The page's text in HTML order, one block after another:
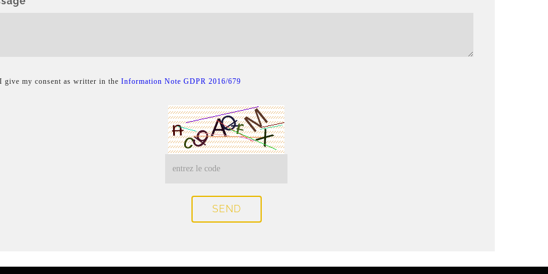
give my consent as writter in the Information Note GDPR 2016/679
SEND